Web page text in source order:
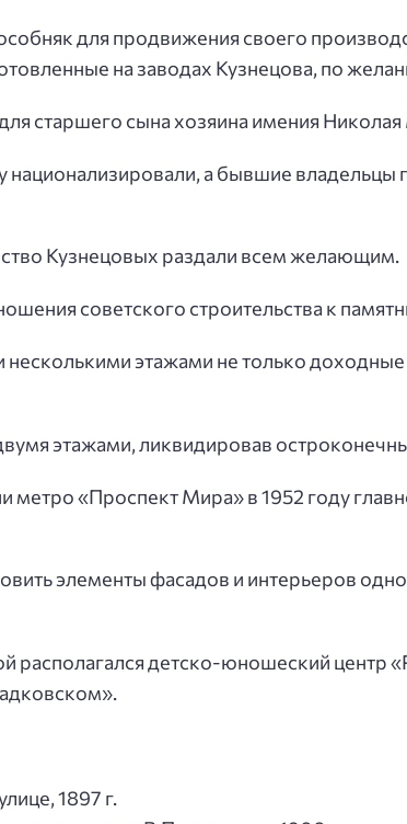
для продвижения своего
на заводах Кузнецова, по
старшего сына хозяина имения
а бывшие владельцы
Кузнецовых раздали всем желающим.
советского строительства к
несколькими этажами не только
этажами, ликвидировав
метро «Проспект Мира» в 1952 году
элементы фасадов и интерьеров
располагался детско-юношеский центр
1897 г.